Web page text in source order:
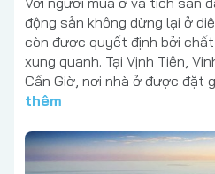
động sản không dừng lại ở
còn được quyết định bởi
xung quanh. Tại Vịnh Tiên,
Cần Giờ, nơi nhà ở được đặt
thêm